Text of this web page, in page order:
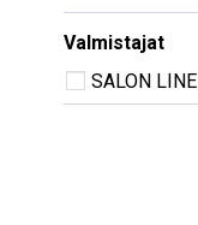
Valmistajat
SALON LINE